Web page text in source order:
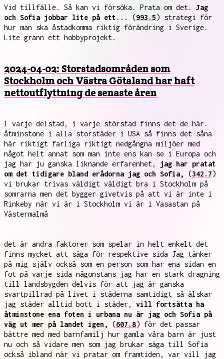
Vid tillfälle. Så kan vi försöka. Prata om det. Jag
och Sofia jobbar lite på ett...
(993.5) strategi för
hur man ska åstadkomma riktig förändring i Sverige.
Lite grann ett hobbyprojekt.
2024-04-02: Storstadsområden som
Stockholm och Västra Götaland har haft
nettoutflyttning de senaste åren
I varje delstad, i varje störstad finns det de här.
åtminstone i alla storstäder i USA så finns det såna
här riktigt farliga riktigt nedgångna miljöer med
något helt annat som man inte ens kan se i Europa och
jag har ju ganska liknande erfarenhet, jag har pratat
om det tidigare bland erådorna jag och Sofia,
(342.7)
vi brukar trivas väldigt väldigt bra i Stockholm på
somrarna men det bygger givetvis på att vi är inte i
Rinkeby när vi är i Stockholm vi är i Vasastan på
Västermalmå
det är andra faktorer som spelar in helt enkelt det
finns mycket att säga för respektive sida Jag tänker
på mig själv också som en person som har ena sidan en
fot på varje sida någonstans jag har en stark dragning
till landsbygden delvis för att jag är ganska
svartpillrad på livet i städerna samtidigt så älskar
jag städer alltid bott i städer, vill fortsätta ha
åtminstone ena foten i urbana nu är jag och Sofia på
väg ut mer på landet igen,
(607.8) för det passar
bättre med med barnfamilj hur gamla våra barn är just
nu och så vidare men som jag brukar säga till Sofia
också ibland när vi pratar om framtiden, var vill jag